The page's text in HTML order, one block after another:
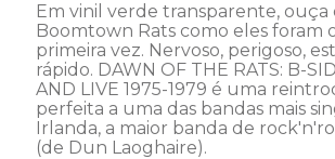
Em vinil verde transparente, ouça
Boomtown Rats como eles foram
primeira vez. Nervoso, perigoso,
rápido. DAWN OF THE RATS: B-
AND LIVE 1975-1979 é uma
perfeita a uma das bandas mais
Irlanda, a maior banda de
(de Dun Laoghaire).